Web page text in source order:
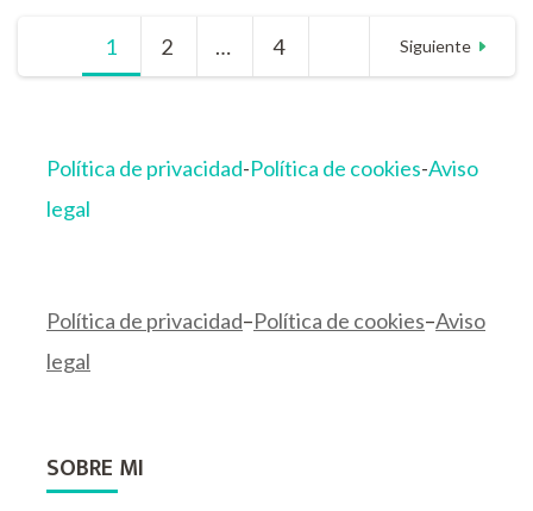
Paginación
entradas
Página
1 Página
2 … Página
4 Siguiente
Política de privacidad-Política de cookies-Aviso
legal
Política de privacidad–Política de cookies–Aviso
legal
SOBRE MI